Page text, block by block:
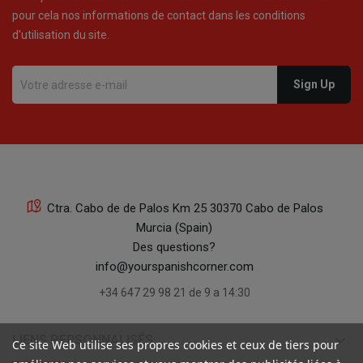
pour cela nos informations de contact dans les conditions
d'utilisation du site.
Ctra. Cabo de de Palos Km 25 30370 Cabo de Palos
Murcia (Spain)
Des questions?
info@yourspanishcorner.com
+34 647 29 98 21 de 9 a 14:30
LIENS PERSONNALISÉS keyboard_arrow_down
Ce site Web utilise ses propres cookies et ceux de tiers pour